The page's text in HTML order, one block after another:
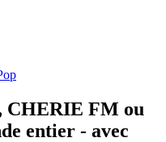
CHERIE FM ou
entier - avec